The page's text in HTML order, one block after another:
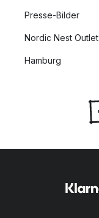
Presse-Bilder
Nordic Nest Outlet
Hamburg